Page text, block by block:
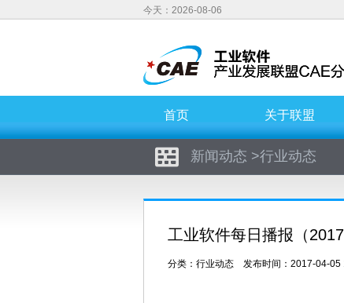
今天：2026-08-06
首页 关于联盟
新闻动态 >行业动态
工业软件每日播报（
分类： 行业动态 发布时间：2017-04-